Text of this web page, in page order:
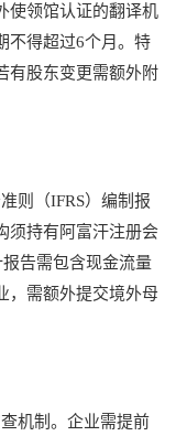
使领馆认证的翻译机
不得超过6个月。特
有股东变更需额外附
则（IFRS）编制报
须持有阿富汗注册会
告需包含现金流量
，需额外提交境外母
机制。企业需提前